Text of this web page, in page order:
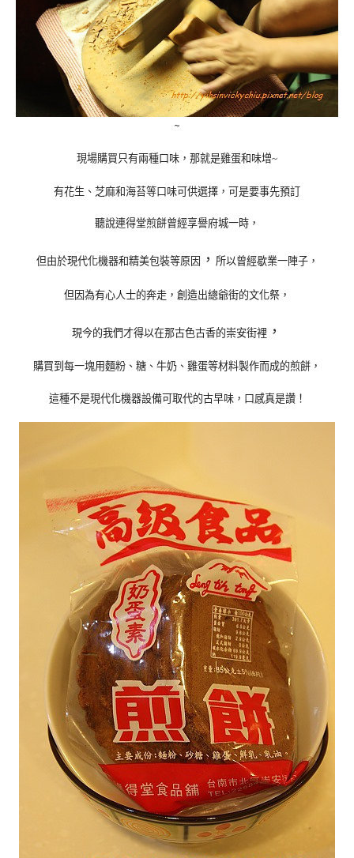
~
現場購買只有兩種口味，那就是雞蛋和味增~
有花生、芝麻和海苔等口味可供選擇，可是要事先預訂
聽說連得堂煎餅曾經享譽府城一時，
但由於現代化機器和精美包裝等原因 ， 所以曾經歇業一陣子，
但因為有心人士的奔走，創造出總爺街的文化祭，
現今的我們才得以在那古色古香的崇安街裡 ，
購買到每一塊用麵粉、糖、牛奶、雞蛋等材料製作而成的煎餅，
這種不是現代化機器設備可取代的古早味，口感真是讚！